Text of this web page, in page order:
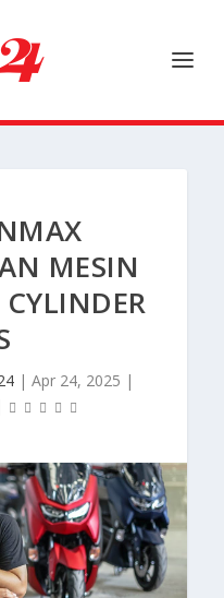
MESIN
| Apr 24, 2025 |